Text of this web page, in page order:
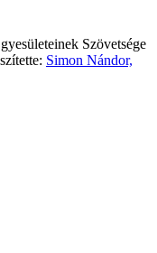
Szövetsége
Simon Nándor,